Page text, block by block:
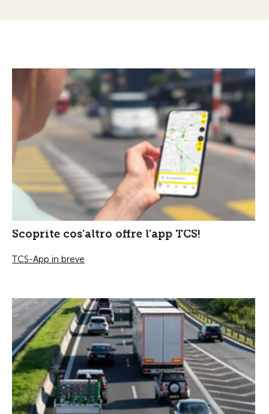
Scoprite cos'altro offre l'app TCS!
TCS-App in breve